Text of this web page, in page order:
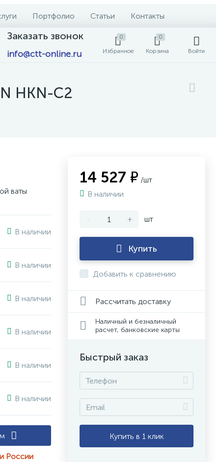
Портфолио Статьи Контакты
Заказать звонок
info@ctt-online.ru
0
Избранное
0
Корзина Войти
HKN-C2
ваты
В наличии
В наличии
В наличии
В наличии
В наличии
В наличии
России
14 527 ₽ /шт
В наличии
- + шт
Купить
Добавить к сравнению
Рассчитать доставку
Наличный и безналичный
расчет, банковские карты
Быстрый заказ
Купить в 1 клик